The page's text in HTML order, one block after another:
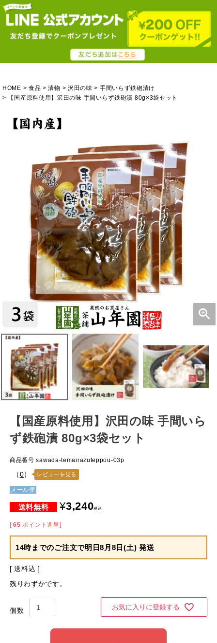
HOME 食品 漬物 沢田の味
手間いらず鉄砲漬け
【国産原料使用】沢田の味 手間いらず鉄砲漬 80g×3袋セット
【国産原料使用】沢田の味 手間いら
ず鉄砲漬 80g×3袋セット
商品番号 sawada-temairazuteppou-03p
（0） レビューを見る
メール便
¥3,240税込
[ 65 ポイント進呈]
14時までのご注文で明日8月8日(土) 発送
送料込
残りわずかです。
お気に入りに登録する